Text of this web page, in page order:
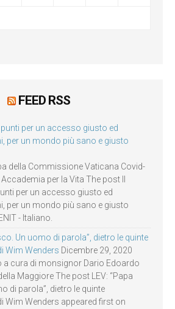
FEED RSS
punti per un accesso giusto ed
per un mondo più sano e giusto
della Commissione Vaticana Covid-
per la Vita The post Il
per un accesso giusto ed
per un mondo più sano e giusto
- Italiano.
Un uomo di parola”, dietro le quinte
Wim Wenders Dicembre 29, 2020
cura di monsignor Dario Edoardo
Maggiore The post LEV: “Papa
di parola”, dietro le quinte
Wim Wenders appeared first on